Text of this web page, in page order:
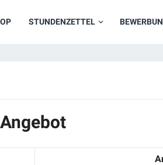
STUNDENZETTEL